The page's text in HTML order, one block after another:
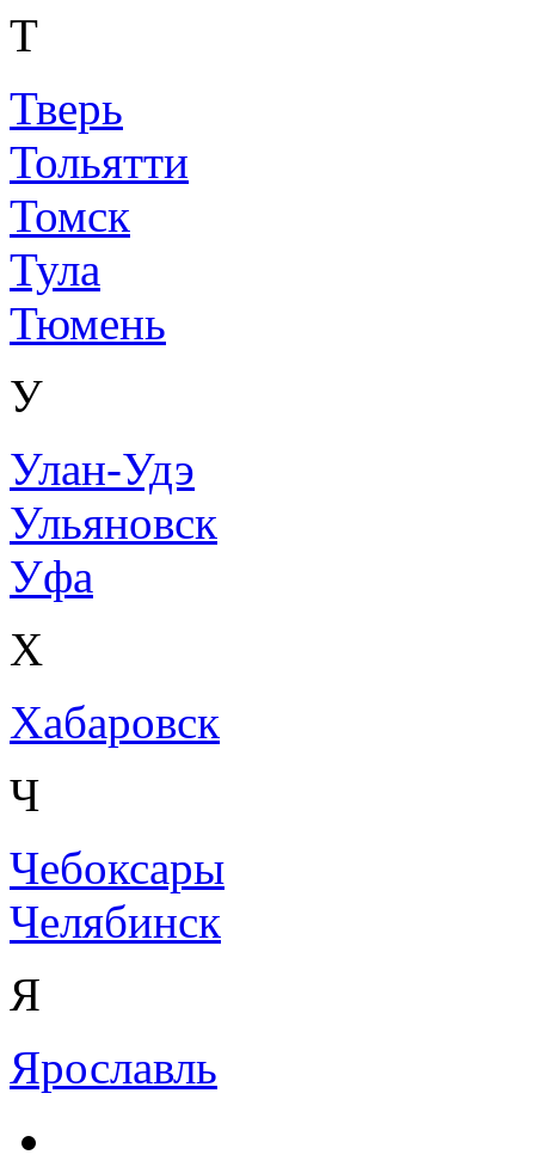
Т
Тверь
Тольятти
Томск
Тула
Тюмень
У
Улан-Удэ
Ульяновск
Уфа
Х
Хабаровск
Ч
Чебоксары
Челябинск
Я
Ярославль